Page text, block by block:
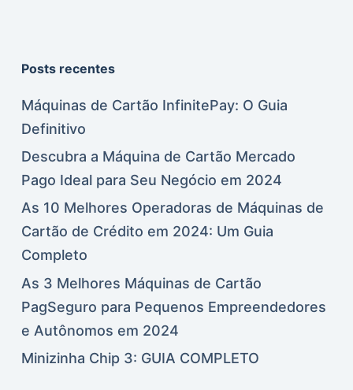
Posts recentes
Máquinas de Cartão InfinitePay: O Guia
Definitivo
Descubra a Máquina de Cartão Mercado
Pago Ideal para Seu Negócio em 2024
As 10 Melhores Operadoras de Máquinas de
Cartão de Crédito em 2024: Um Guia
Completo
As 3 Melhores Máquinas de Cartão
PagSeguro para Pequenos Empreendedores
e Autônomos em 2024
Minizinha Chip 3: GUIA COMPLETO